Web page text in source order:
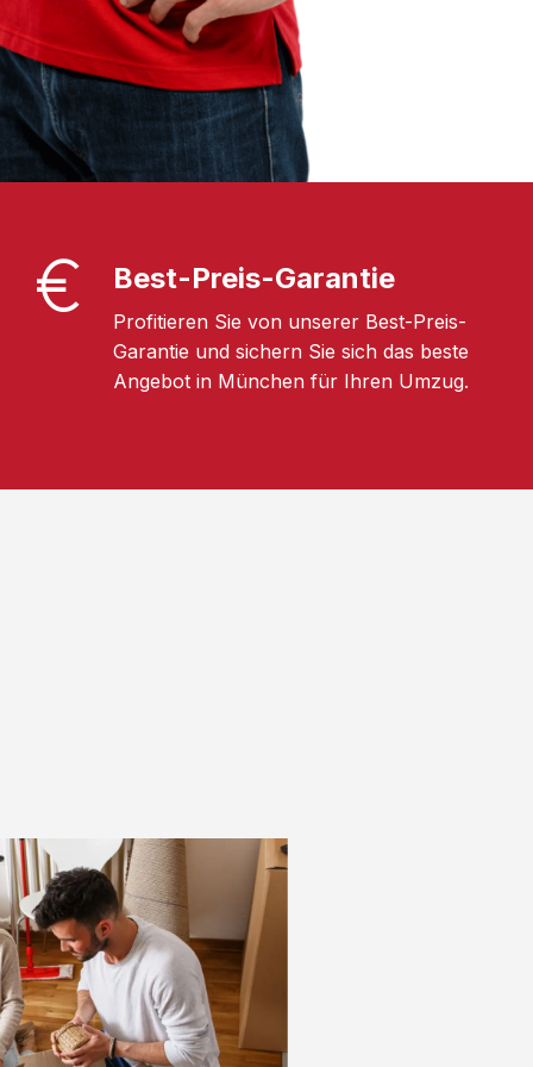
Best-Preis-Garantie
Profitieren Sie von unserer Best-Preis-
Garantie und sichern Sie sich das beste
Angebot in München für Ihren Umzug.